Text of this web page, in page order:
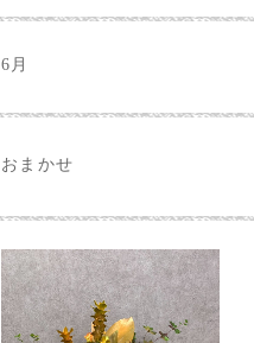
6月
おまかせ